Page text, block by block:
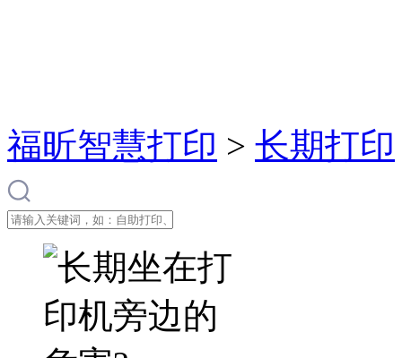
福昕智慧打印 > 长期打印